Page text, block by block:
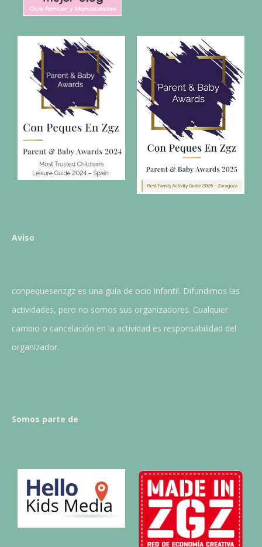
Aviso
conpequesenzgz es una guía de ocio infantil. Difundimos las
actividades, pero no somos sus organizadores. Cualquier
cambio o cancelación en la actividad es responsabilidad del
organizador.
Somos parte de